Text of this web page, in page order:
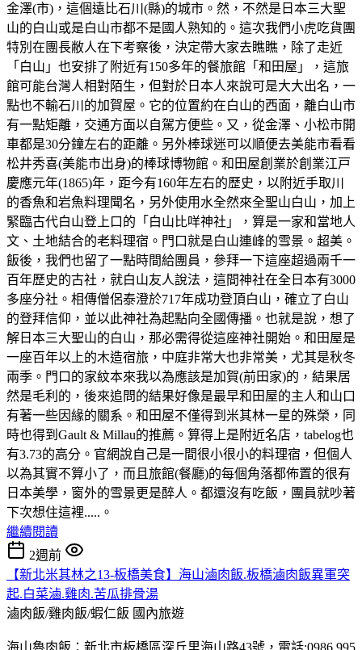
金澤(市)，這個遠比石川(縣)的城市。然，不然是日本三大聖
山的白山或是白山市都不是國人熟知的。這次我們小虎吃貨團
特別在團長敝人在下考察後，決定帶大家去瞧瞧，除了走近
「白山」也安排了附近有150多年的餐旅館「和田屋」，這旅
館可能台灣人相對陌生，但對於日本人來說可是大大出名，一
點也不輸石川的加賀屋。它的位置約在白山的西面，離白山市
有一點矩離，交通方面以自駕方便些。又，從金澤、小松市開
車都是30分鐘左右的距離。另外棒球迷可以順便去美能市看看
松井秀喜(美能市出身)的棒球博物館。和田屋創業於創業江戸
慶應元年(1865)年，距今有160年左右的歷史，以附近手取川
的香魚和岩魚料理聞名，另外使用水全然來全聖山白山，加上
緊臨古代白山登上口的「白山比咩神社」，算是一家和當地人
文、土地結合的老料理宿。門口就是白山連峰的雪景。超美。
飯後，我們也留了一點時間給團員，參拜一下這座超過兩千一
百年歷史的古社，就白山友人說法，這間神社在全日本有3000
多座分社。相傳僧侶泰澄於717年成功登頂白山，確立了白山
的登拜信仰，並以此神社為起點向全國傳播。也就是說，想了
解日本三大聖山的白山，那必需得從這座神社開始。和田屋是
一座百年以上的木造宿旅，中庭非常大也非常美，尤其是秋冬
兩季。門口的家紋本來我以為應該是加賀(前田家)的，結果居
然是毛利的，後來追問的結果好像是最早和田屋的主人和山口
有著一些因緣的關系。和田屋不僅得到米其林一星的殊榮，同
時也得到Gault & Millau的推薦。算得上是附近名店，tabelog也
有3.73的高分。官網說自己是一間很小很小的料理宿，但個人
以為其實不算小了，而且旅館(餐廳)的每個角落都佈置的很有
日本美學，窗外的雪景更是醉人。都還沒有吃飯，團員就吵著
下次想住這裡.....。
繼續閱讀
2週前
【新北米其林之13-板橋美食】海山滷肉飯.板橋滷肉飯異軍突
起.白菜滷.雞肉.苦瓜排骨湯
滷肉飯/雞肉飯/蝦仁飯 國內旅遊
海山魯肉飯：新北市板橋區深丘里海山路43號，電話:0986 995